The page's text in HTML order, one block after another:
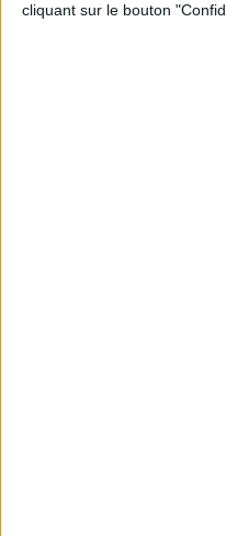
cliquant sur le bouton